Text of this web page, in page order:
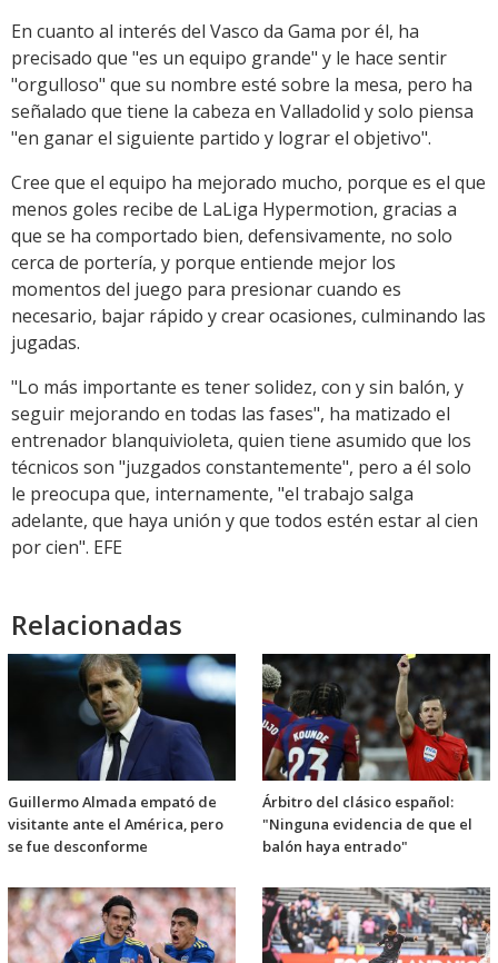
En cuanto al interés del Vasco da Gama por él, ha
precisado que "es un equipo grande" y le hace sentir
"orgulloso" que su nombre esté sobre la mesa, pero ha
señalado que tiene la cabeza en Valladolid y solo piensa
"en ganar el siguiente partido y lograr el objetivo".
Cree que el equipo ha mejorado mucho, porque es el que
menos goles recibe de LaLiga Hypermotion, gracias a
que se ha comportado bien, defensivamente, no solo
cerca de portería, y porque entiende mejor los
momentos del juego para presionar cuando es
necesario, bajar rápido y crear ocasiones, culminando las
jugadas.
"Lo más importante es tener solidez, con y sin balón, y
seguir mejorando en todas las fases", ha matizado el
entrenador blanquivioleta, quien tiene asumido que los
técnicos son "juzgados constantemente", pero a él solo
le preocupa que, internamente, "el trabajo salga
adelante, que haya unión y que todos estén estar al cien
por cien". EFE
Relacionadas
Guillermo Almada empató de
visitante ante el América, pero
se fue desconforme
Árbitro del clásico español:
"Ninguna evidencia de que el
balón haya entrado"